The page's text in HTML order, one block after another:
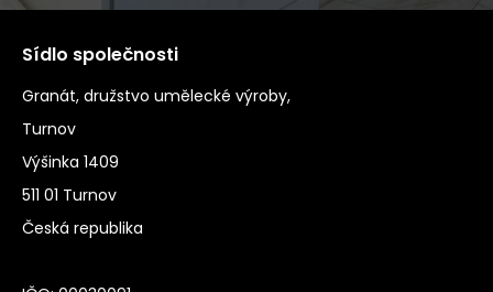
Sídlo společnosti
Granát, družstvo umělecké výroby,
Turnov
Výšinka 1409
511 01 Turnov
Česká republika